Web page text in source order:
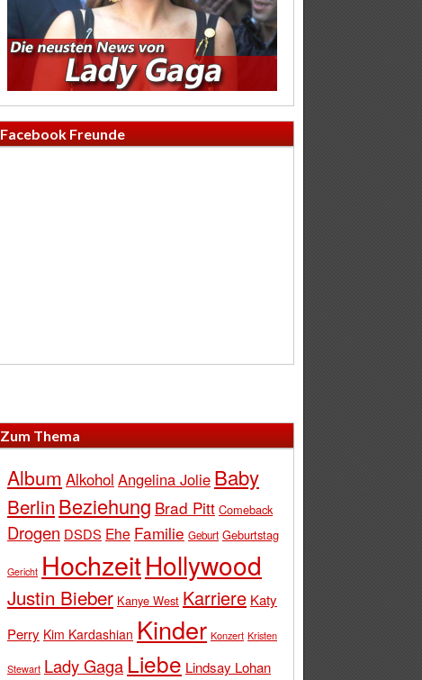
Facebook Freunde
Zum Thema
Album Alkohol Angelina Jolie Baby
Berlin Beziehung Brad Pitt Comeback
Drogen DSDS Ehe Familie Geburt Geburtstag
Gericht HochzeitHollywood
Justin Bieber Kanye West Karriere Katy
Perry Kim Kardashian Kinder Konzert Kristen
Stewart Lady Gaga Liebe Lindsay Lohan